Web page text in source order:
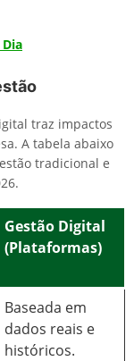
traz impactos
A tabela abaixo
tradicional e
Gestão Digital
(Plataformas)
Baseada em
dados reais e
históricos.